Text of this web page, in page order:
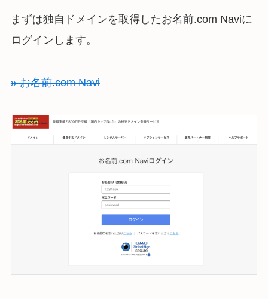
まずは独自ドメインを取得したお名前.com Naviに
ログインします。
» お名前.com Navi